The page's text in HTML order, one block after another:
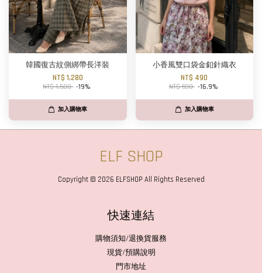
韓國復古紋側綁帶長洋裝
NT$ 1,280
NT$ 1,580 -19%
加入購物車
小香風雙口袋金釦針織衣
NT$ 490
NT$ 590 -16.9%
加入購物車
ELF SHOP
Copyright © 2026 ELFSHOP All Rights Reserved
快速連結
購物須知/退換貨服務
現貨/預購說明
門市地址